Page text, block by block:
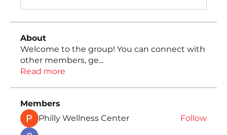
About
Welcome to the group! You can connect with
other members, ge...
Read more
Members
Philly Wellness Center
Follow